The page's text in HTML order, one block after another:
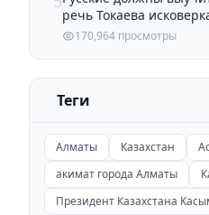
речь Токаева
170,964 просмотры
Теги
Алматы Казахстан
акимат города Алматы
Президент Казахстана